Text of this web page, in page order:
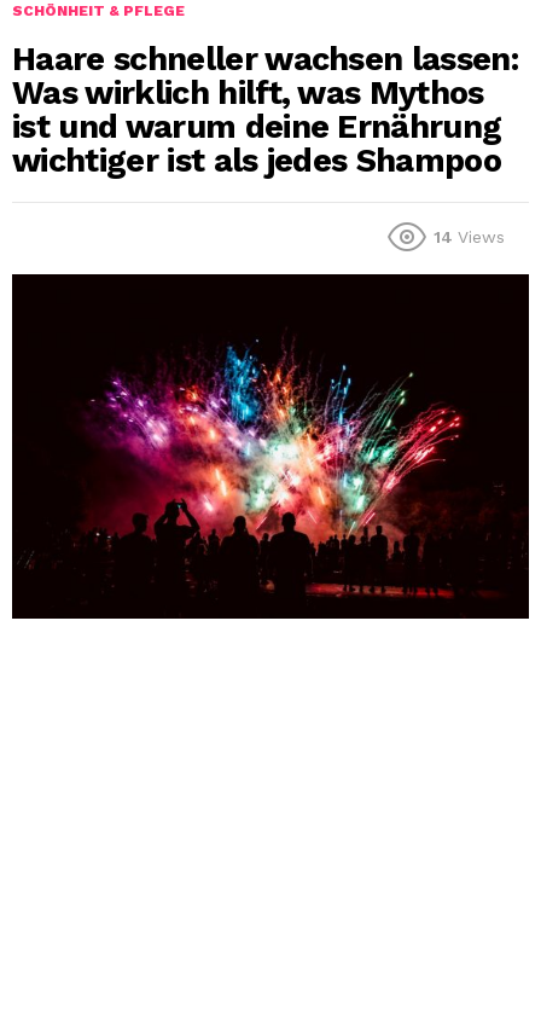
SCHÖNHEIT & PFLEGE
Haare schneller wachsen lassen:
Was wirklich hilft, was Mythos
ist und warum deine Ernährung
wichtiger ist als jedes Shampoo
14 Views